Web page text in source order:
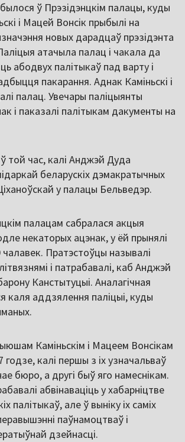
ў Прэзідэнцкім палацы, куды
і Мацей Вонсік прыбылі на
новых дарадцаў прэзідэнта
атачыла палац і чакала да
абодвух палітыкаў пад варту і
пакарання. Аднак Каміньскі і
палац. Увечары паліцыянты
і паказалі палітыкам дакументы на
той час, калі Анджэй Дуда
беларускіх дэмакратычных
у палацы Бельведэр.
палацам сабралася акцыя
некаторых ацэнак, у ёй прынялі
Пратэстоўцы называлі
і патрабавалі, каб Анджэй
Канстытуцыі. Аналагічная
каля аддзялення паліцыі, куды
Каміньскім і Мацеем Вонсікам
годзе, калі першы з іх узначальваў
бюро, а другі быў яго намеснікам.
абвінаваціць у хабарніцтве
палітыкаў, але ў выніку іх саміх
паўнамоцтваў і
дзейнасці.